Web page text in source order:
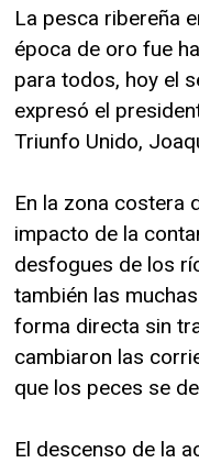
La pesca ribereña
época de oro fue
para todos, hoy el
expresó el
Triunfo Unido,
En la zona costera
impacto de la
desfogues de los
también las
forma directa sin
cambiaron las
que los peces se
El descenso de la